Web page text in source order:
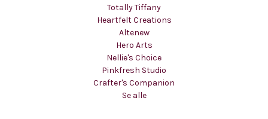
Totally Tiffany
Heartfelt Creations
Altenew
Hero Arts
Nellie's Choice
Pinkfresh Studio
Crafter's Companion
Se alle